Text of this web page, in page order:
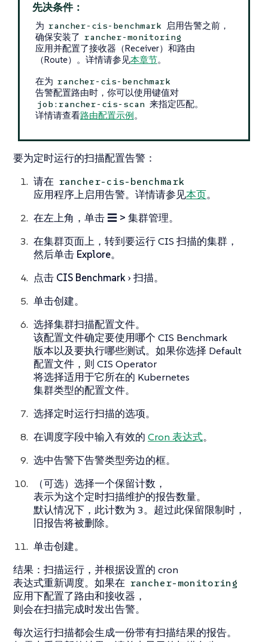
先决条件：
为 rancher-cis-benchmark
启用告警之前，
确保安装了 rancher-monitoring
应用并配置了接收器（Receiver）和路由
（Route）。详情请参见本章节。
在为 rancher-cis-benchmark
告警配置路由时，你可以使用键值对
job:rancher-cis-scan 来指定匹配。
详情请查看路由配置示例。
要为定时运行的扫描配置告警：
请在 rancher-cis-benchmark
应用程序上启用告警。详情请参见本页。
在左上角，单击 ☰ > 集群管理。
在集群页面上，转到要运行 CIS 扫描的集群，
然后单击 Explore。
点击 CIS Benchmark 扫描。
单击创建。
选择集群扫描配置文件。
该配置文件确定要使用哪个 CIS Benchmark
版本以及要执行哪些测试。如果你选择 Default
配置文件，则 CIS Operator
将选择适用于它所在的 Kubernetes
集群类型的配置文件。
选择定时运行扫描的选项。
在调度字段中输入有效的 Cron 表达式。
选中告警下告警类型旁边的框。
（可选）选择一个保留计数 ，
表示为这个定时扫描维护的报告数量。
默认情况下，此计数为 3。超过此保留限制时，
旧报告将被删除。
单击创建。
结果 ：扫描运行，并根据设置的 cron
表达式重新调度。如果在 rancher-monitoring
应用下配置了路由和接收器，
则会在扫描完成时发出告警。
每次运行扫描都会生成一份带有扫描结果的报告。